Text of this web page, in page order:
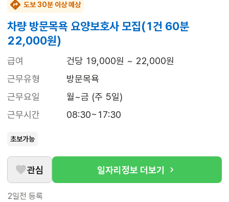
도보 30분 이상 예상
차량 방문목욕 요양보호사 모집(1건 60분
22,000원)
급여
건당 19,000원 ~ 22,000원
근무유형
방문목욕
근무요일
월~금 (주 5일)
근무시간
08:30~17:30
초보가능
관심 일자리정보 더보기
2일전 등록